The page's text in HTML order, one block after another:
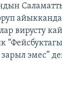
вирусту
эмес”